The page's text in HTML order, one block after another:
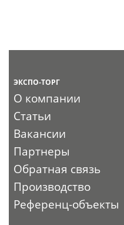
ЭКСПО-ТОРГ
О компании
Статьи
Вакансии
Партнеры
Обратная связь
Производство
Референц-объекты